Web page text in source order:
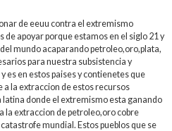
de eeuu contra el extremismo
de apoyar porque estamos en el siglo 21 y
mundo acaparando petroleo,oro,plata,
para nuestra subsistencia y
es en estos paises y contienetes que
la extraccion de estos recursos
donde el extremismo esta ganando
la extraccion de petroleo,oro cobre
mundial. Estos pueblos que se